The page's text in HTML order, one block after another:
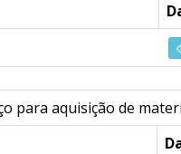
para aquisição de